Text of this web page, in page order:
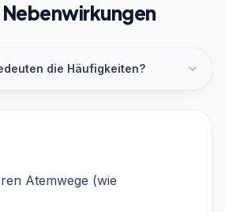
die Häufigkeiten?
Atemwege (wie